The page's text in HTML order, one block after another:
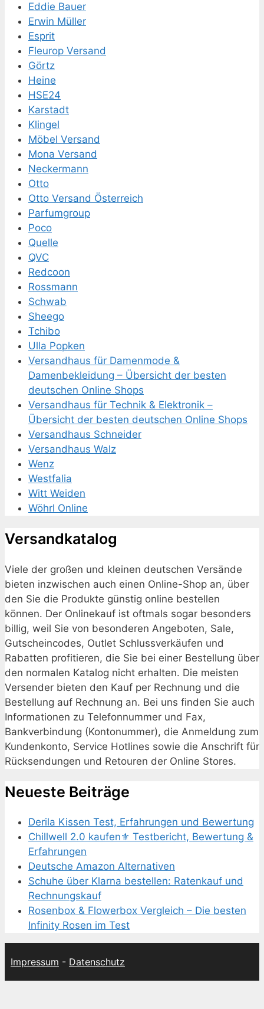
Eddie Bauer
Erwin Müller
Esprit
Fleurop Versand
Görtz
Heine
HSE24
Karstadt
Klingel
Möbel Versand
Mona Versand
Neckermann
Otto
Otto Versand Österreich
Parfumgroup
Poco
Quelle
QVC
Redcoon
Rossmann
Schwab
Sheego
Tchibo
Ulla Popken
Versandhaus für Damenmode &
Damenbekleidung – Übersicht der besten
deutschen Online Shops
Versandhaus für Technik & Elektronik –
Übersicht der besten deutschen Online Shops
Versandhaus Schneider
Versandhaus Walz
Wenz
Westfalia
Witt Weiden
Wöhrl Online
Versandkatalog
Viele der großen und kleinen deutschen Versände
bieten inzwischen auch einen Online-Shop an, über
den Sie die Produkte günstig online bestellen
können. Der Onlinekauf ist oftmals sogar besonders
billig, weil Sie von besonderen Angeboten, Sale,
Gutscheincodes, Outlet Schlussverkäufen und
Rabatten profitieren, die Sie bei einer Bestellung über
den normalen Katalog nicht erhalten. Die meisten
Versender bieten den Kauf per Rechnung und die
Bestellung auf Rechnung an. Bei uns finden Sie auch
Informationen zu Telefonnummer und Fax,
Bankverbindung (Kontonummer), die Anmeldung zum
Kundenkonto, Service Hotlines sowie die Anschrift für
Rücksendungen und Retouren der Online Stores.
Neueste Beiträge
Derila Kissen Test, Erfahrungen und Bewertung
Chillwell 2.0 kaufen⚜️ Testbericht, Bewertung &
Erfahrungen
Deutsche Amazon Alternativen
Schuhe über Klarna bestellen: Ratenkauf und
Rechnungskauf
Rosenbox & Flowerbox Vergleich – Die besten
Infinity Rosen im Test
Impressum - Datenschutz